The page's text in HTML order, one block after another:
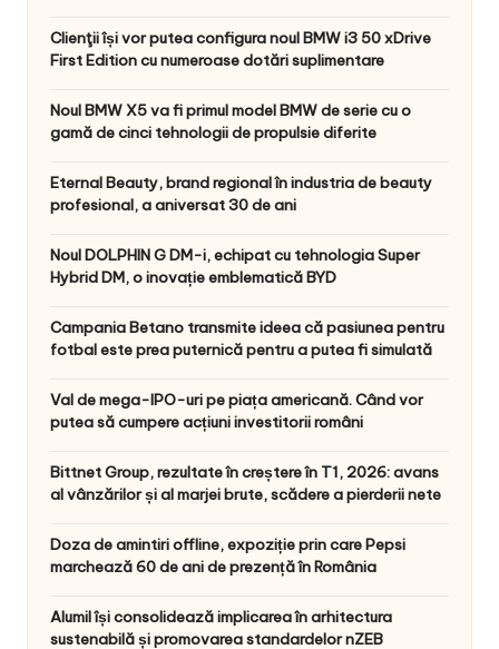
Clienţii își vor putea configura noul BMW i3 50 xDrive
First Edition cu numeroase dotări suplimentare
Noul BMW X5 va fi primul model BMW de serie cu o
gamă de cinci tehnologii de propulsie diferite
Eternal Beauty, brand regional în industria de beauty
profesional, a aniversat 30 de ani
Noul DOLPHIN G DM-i, echipat cu tehnologia Super
Hybrid DM, o inovație emblematică BYD
Campania Betano transmite ideea că pasiunea pentru
fotbal este prea puternică pentru a putea fi simulată
Val de mega-IPO-uri pe piața americană. Când vor
putea să cumpere acțiuni investitorii români
Bittnet Group, rezultate în creștere în T1, 2026: avans
al vânzărilor și al marjei brute, scădere a pierderii nete
Doza de amintiri offline, expoziție prin care Pepsi
marchează 60 de ani de prezență în România
Alumil își consolidează implicarea în arhitectura
sustenabilă și promovarea standardelor nZEB